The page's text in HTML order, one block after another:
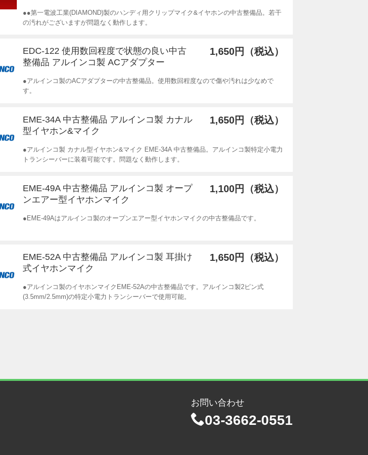
●●第一電波工業(DIAMOND)製のハンディ用クリップマイク&イヤホンの中古整備品。若干
の汚れがございますが問題なく動作します。
EDC-122 使用数回程度で状態の良い中古
整備品 アルインコ製 ACアダプター
1,650円（税込）
●アルインコ製のACアダプターの中古整備品。使用数回程度なので傷や汚れは少なめで
す。
EME-34A 中古整備品 アルインコ製 カナル
型イヤホン&マイク
1,650円（税込）
●アルインコ製 カナル型イヤホン&マイク EME-34A 中古整備品。アルインコ製特定小電力
トランシーバーに装着可能です。問題なく動作します。
EME-49A 中古整備品 アルインコ製 オープ
ンエアー型イヤホンマイク
1,100円（税込）
●EME-49Aはアルインコ製のオープンエアー型イヤホンマイクの中古整備品です。
EME-52A 中古整備品 アルインコ製 耳掛け
式イヤホンマイク
1,650円（税込）
●アルインコ製のイヤホンマイクEME-52Aの中古整備品です。アルインコ製2ピン式
(3.5mm/2.5mm)の特定小電力トランシーバーで使用可能。
お問い合わせ
03-3662-0551